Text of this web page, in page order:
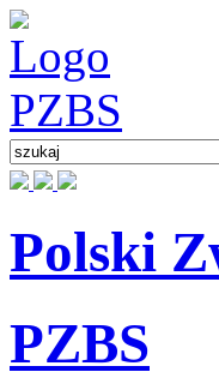
Polski
PZBS